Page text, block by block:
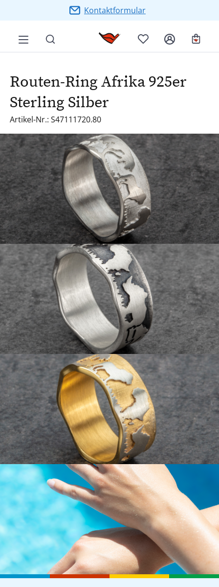
Zum Hauptinhalt springenKontaktformular
Routen-Ring Afrika 925er
Sterling Silber
Artikel-Nr.: S47111720.80
Bildergalerie überspringen